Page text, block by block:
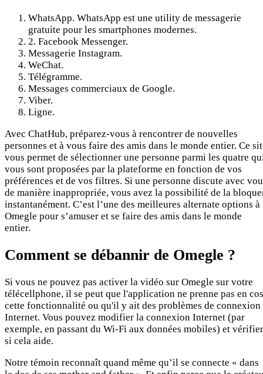
WhatsApp. WhatsApp est une utility de messagerie
gratuite pour les smartphones modernes.
2. Facebook Messenger.
Messagerie Instagram.
WeChat.
Télégramme.
Messages commerciaux de Google.
Viber.
Ligne.
Avec ChatHub, préparez-vous à rencontrer de nouvelles
personnes et à vous faire des amis dans le monde entier. Ce
vous permet de sélectionner une personne parmi les quatre
vous sont proposées par la plateforme en fonction de vos
préférences et de vos filtres. Si une personne discute avec
de manière inappropriée, vous avez la possibilité de la
instantanément. C’est l’une des meilleures alternate options à
Omegle pour s’amuser et se faire des amis dans le monde
entier.
Comment se débannir de Omegle ?
Si vous ne pouvez pas activer la vidéo sur Omegle sur votre
télécellphone, il se peut que l'application ne prenne pas en
cette fonctionnalité ou qu'il y ait des problèmes de connexion
Internet. Vous pouvez modifier la connexion Internet (par
exemple, en passant du Wi-Fi aux données mobiles) et vérifier
si cela aide.
Notre témoin reconnaît quand même qu’il se connecte « dans